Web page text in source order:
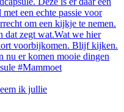
ik jullie